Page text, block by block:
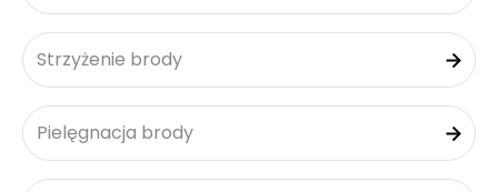
Strzyżenie brody
Pielęgnacja brody